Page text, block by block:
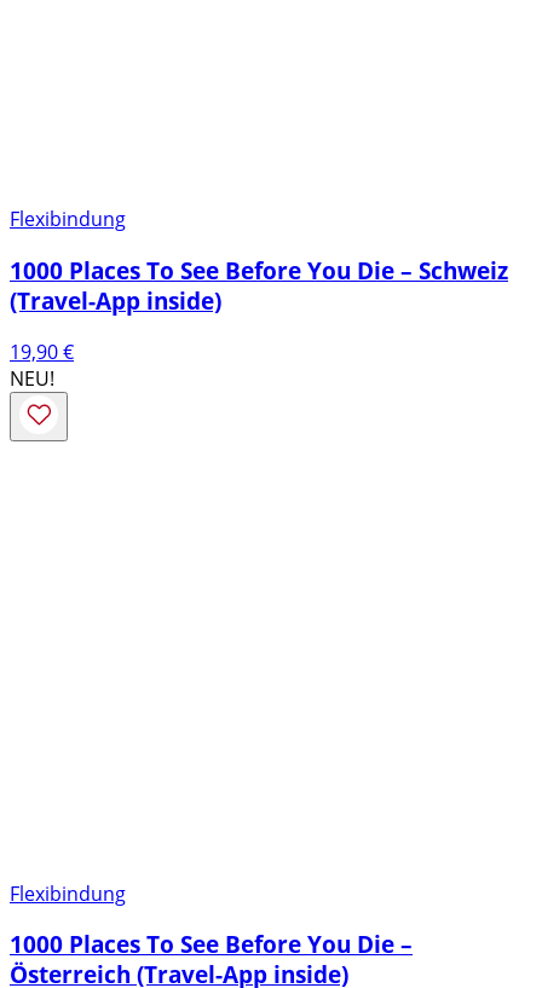
Flexibindung
1000 Places To See Before You Die – Schweiz
(Travel-App inside)
19,90€
NEU!
Flexibindung
1000 Places To See Before You Die –
Österreich (Travel-App inside)